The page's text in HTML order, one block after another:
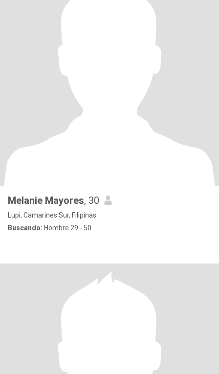
Melanie Mayores, 30
Lupi, Camarines Sur, Filipinas
Buscando: Hombre 29 - 50